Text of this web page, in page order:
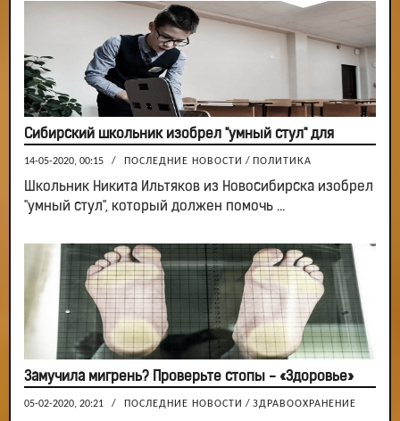
Сибирский школьник изобрел "умный стул" для
14-05-2020, 00:15 / ПОСЛЕДНИЕ НОВОСТИ / ПОЛИТИКА
Школьник Никита Ильтяков из Новосибирска изобрел
"умный стул", который должен помочь ...
Замучила мигрень? Проверьте стопы - «Здоровье»
05-02-2020, 20:21 / ПОСЛЕДНИЕ НОВОСТИ / ЗДРАВООХРАНЕНИЕ